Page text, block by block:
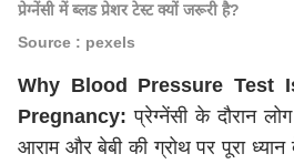
प्रेग्नेंसी में ब्लड प्रेशर टेस्ट क्यों जरूरी है?
Source : pexels
Why Blood Pressure Test
Pregnancy: प्रेग्नेंसी के दौरान
आराम और बेबी की ग्रोथ पर पूरा